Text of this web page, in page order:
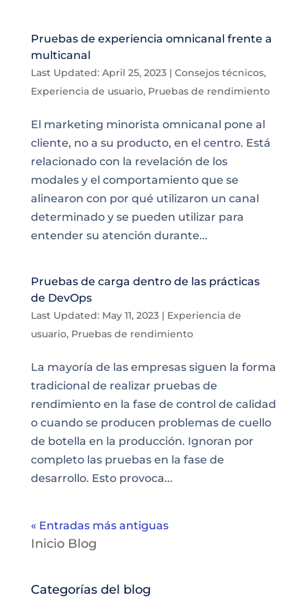
Pruebas de experiencia omnicanal frente a
multicanal
Last Updated: April 25, 2023| Consejos técnicos,
Experiencia de usuario, Pruebas de rendimiento
El marketing minorista omnicanal pone al
cliente, no a su producto, en el centro. Está
relacionado con la revelación de los
modales y el comportamiento que se
alinearon con por qué utilizaron un canal
determinado y se pueden utilizar para
entender su atención durante...
Pruebas de carga dentro de las prácticas
de DevOps
Last Updated: May 11, 2023| Experiencia de
usuario, Pruebas de rendimiento
La mayoría de las empresas siguen la forma
tradicional de realizar pruebas de
rendimiento en la fase de control de calidad
o cuando se producen problemas de cuello
de botella en la producción. Ignoran por
completo las pruebas en la fase de
desarrollo. Esto provoca...
« Entradas más antiguas
Inicio Blog
Categorías del blog